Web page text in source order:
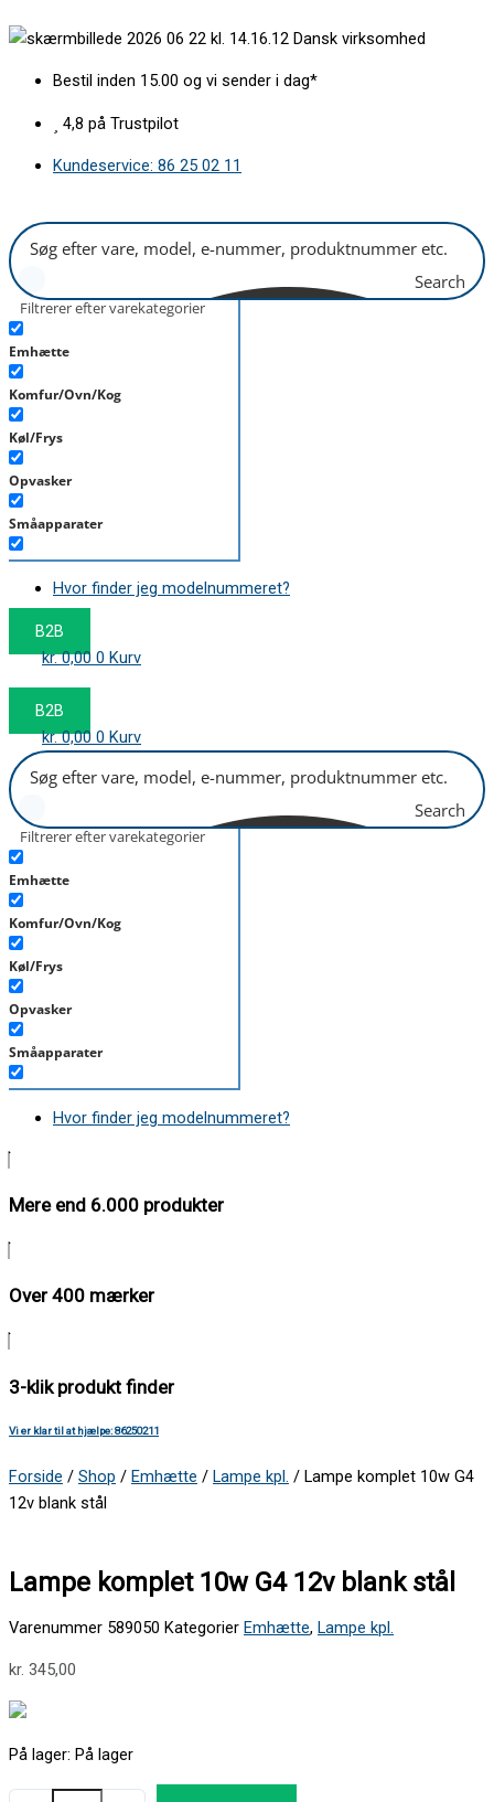
til
Dansk virksomhed
Bestil inden 15.00 og vi sender i dag*
4,8 på Trustpilot
Kundeservice: 86 25 02 11
Search
Filtrerer efter varekategorier
Emhætte
Komfur/Ovn/Kog
Køl/Frys
Opvasker
Småapparater
Støvsuger
Tørretumbler
Tilbehør/Plejemidler
Hvor finder jeg modelnummeret?
B2B
kr.0,00 0 Kurv
B2B
kr.0,00 0 Kurv
Search
Filtrerer efter varekategorier
Emhætte
Komfur/Ovn/Kog
Køl/Frys
Opvasker
Småapparater
Støvsuger
Hvor finder jeg modelnummeret?
Mere end 6.000 produkter
Over 400 mærker
3-klik produkt finder
Vi er klar til at hjælpe: 86250211
Forside / Shop / Emhætte / Lampe kpl. / Lampe komplet 10w G4
12v blank stål
Lampe komplet 10w G4 12v blank stål
Varenummer 589050 Kategorier Emhætte, Lampe kpl.
kr. 345,00
På lager: På lager
komplet